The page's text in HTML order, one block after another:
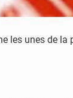
les unes de la